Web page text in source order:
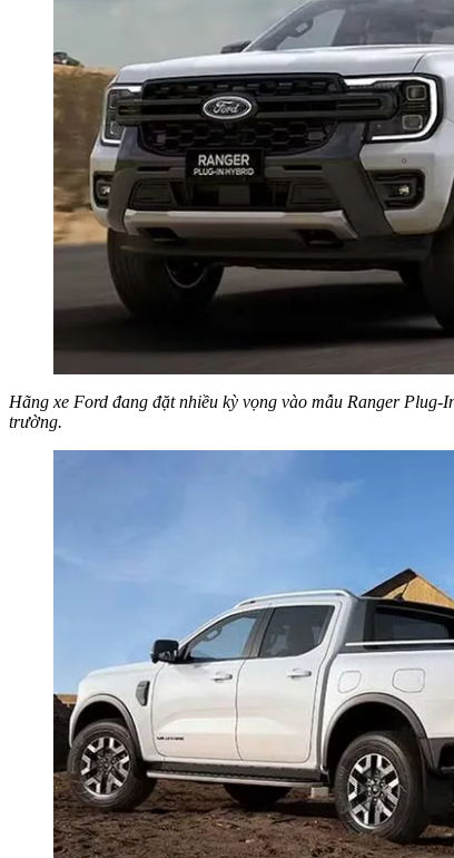
Hãng xe Ford đang đặt nhiều kỳ vọng vào mẫu Ranger
trường.